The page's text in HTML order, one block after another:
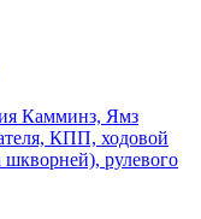
Камминз, Ямз
КПП, ходовой
шкворней), рулевого